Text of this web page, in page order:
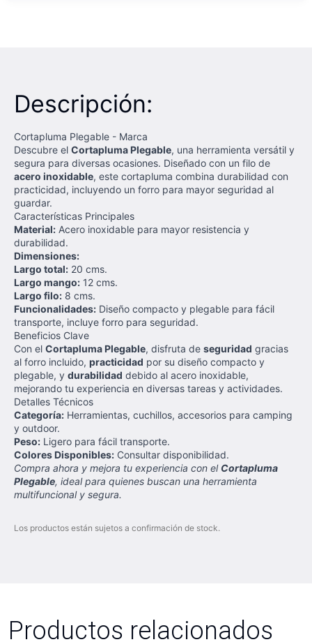
Descripción:
Cortapluma Plegable - Marca
Descubre el Cortapluma Plegable, una herramienta versátil y
segura para diversas ocasiones. Diseñado con un filo de
acero inoxidable, este cortapluma combina durabilidad con
practicidad, incluyendo un forro para mayor seguridad al
guardar.
Características Principales
Material: Acero inoxidable para mayor resistencia y
durabilidad.
Dimensiones:
Largo total: 20 cms.
Largo mango: 12 cms.
Largo filo: 8 cms.
Funcionalidades: Diseño compacto y plegable para fácil
transporte, incluye forro para seguridad.
Beneficios Clave
Con el Cortapluma Plegable, disfruta de seguridad gracias
al forro incluido, practicidad por su diseño compacto y
plegable, y durabilidad debido al acero inoxidable,
mejorando tu experiencia en diversas tareas y actividades.
Detalles Técnicos
Categoría: Herramientas, cuchillos, accesorios para camping
y outdoor.
Peso: Ligero para fácil transporte.
Colores Disponibles: Consultar disponibilidad.
Compra ahora y mejora tu experiencia con el Cortapluma
Plegable, ideal para quienes buscan una herramienta
multifuncional y segura.
Los productos están sujetos a confirmación de stock.
Productos relacionados